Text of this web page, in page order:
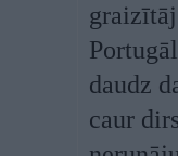
daudz
caur